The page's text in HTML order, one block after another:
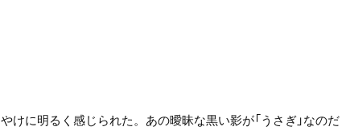
やけに明るく感じられた。 あの曖昧な黒い影が「うさぎ」なのだ